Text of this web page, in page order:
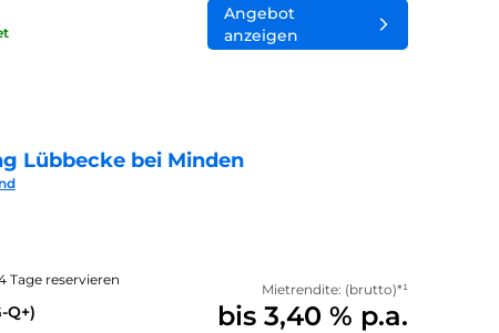
Angebot
anzeigen
Lübbecke bei Minden
Tage reservieren
Q+)
Mietrendite: (brutto)*¹
bis 3,40 % p.a.